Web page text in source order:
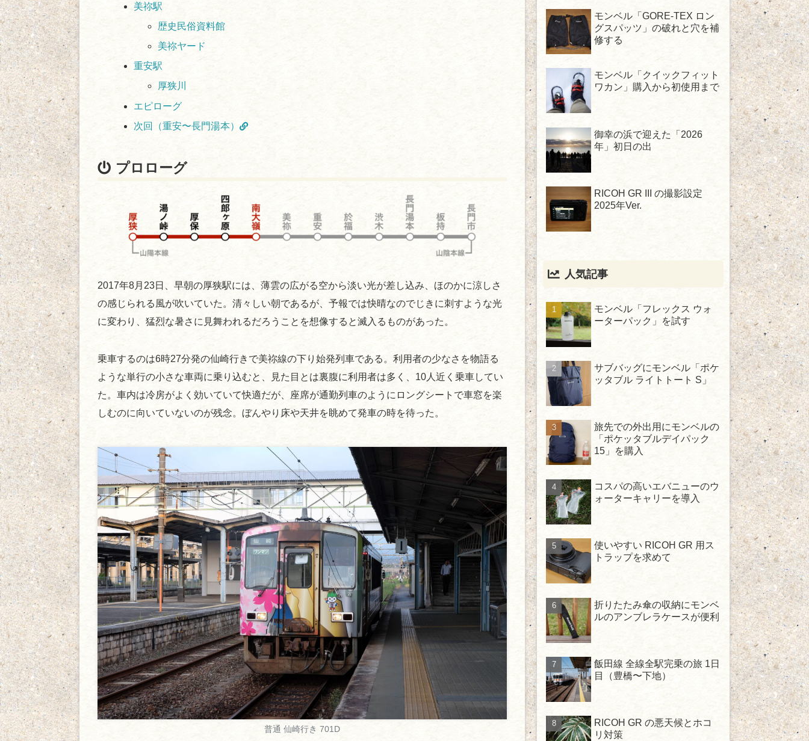
美祢駅
歴史民俗資料館
美祢ヤード
重安駅
厚狭川
エピローグ
次回（重安〜長門湯本）
プロローグ
2017年8月23日、早朝の厚狭駅には、薄雲の広がる空から淡い光が差し込み、ほのかに涼しさ
の感じられる風が吹いていた。清々しい朝であるが、予報では快晴なのでじきに刺すような光
に変わり、猛烈な暑さに見舞われるだろうことを想像すると滅入るものがあった。
乗車するのは6時27分発の仙崎行きで美祢線の下り始発列車である。利用者の少なさを物語る
ような単行の小さな車両に乗り込むと、見た目とは裏腹に利用者は多く、10人近く乗車してい
た。車内は冷房がよく効いていて快適だが、座席が通勤列車のようにロングシートで車窓を楽
しむのに向いていないのが残念。ぼんやり床や天井を眺めて発車の時を待った。
普通 仙崎行き 701D
モンベル「GORE-TEX ロン
グスパッツ」の破れと穴を補
修する
モンベル「クイックフィット
ワカン」購入から初使用まで
御幸の浜で迎えた「2026
年」初日の出
RICOH GR III の撮影設定
2025年Ver.
人気記事
モンベル「フレックス ウォ
ーターパック」を試す
サブバッグにモンベル「ポケ
ッタブル ライトトート S」
旅先での外出用にモンベルの
「ポケッタブルデイパック
15」を購入
コスパの高いエバニューのウ
ォーターキャリーを導入
使いやすい RICOH GR 用ス
トラップを求めて
折りたたみ傘の収納にモンベ
ルのアンブレラケースが便利
飯田線 全線全駅完乗の旅 1日
目（豊橋〜下地）
RICOH GR の悪天候とホコ
リ対策